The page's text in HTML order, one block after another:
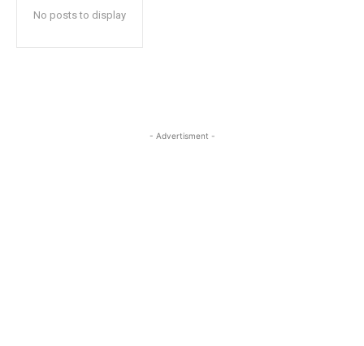
No posts to display
- Advertisment -